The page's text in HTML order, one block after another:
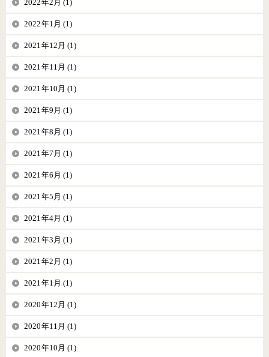
2022年2月 (1)
2022年1月 (1)
2021年12月 (1)
2021年11月 (1)
2021年10月 (1)
2021年9月 (1)
2021年8月 (1)
2021年7月 (1)
2021年6月 (1)
2021年5月 (1)
2021年4月 (1)
2021年3月 (1)
2021年2月 (1)
2021年1月 (1)
2020年12月 (1)
2020年11月 (1)
2020年10月 (1)